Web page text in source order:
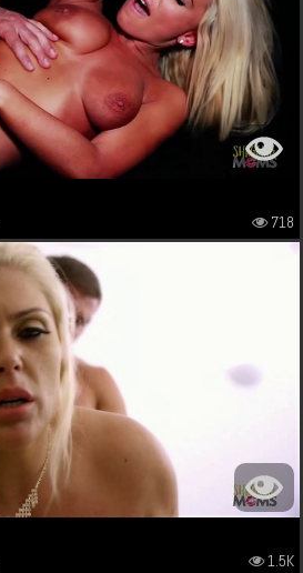
718
1.5K